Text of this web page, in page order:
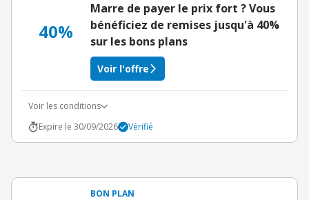
40%
Marre de payer le prix fort ? Vous
bénéficiez de remises jusqu'à 40%
sur les bons plans
Voir l'offre
Voir les conditions
Expire le 30/09/2026
Vérifié
BON PLAN